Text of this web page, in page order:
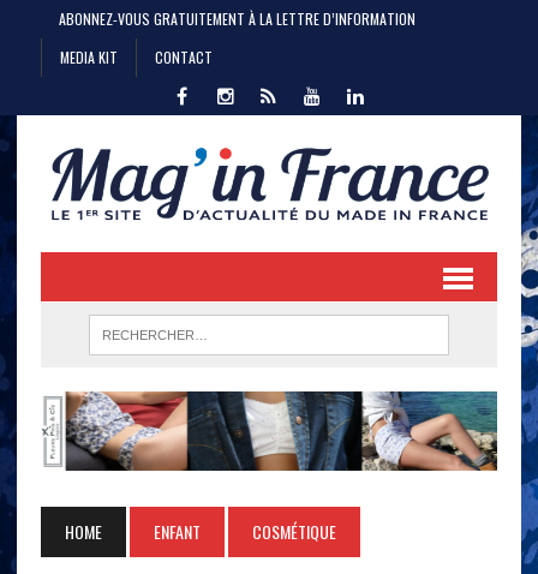
ABONNEZ-VOUS GRATUITEMENT À LA LETTRE D’INFORMATION
MEDIA KIT
CONTACT
HOME ENFANT COSMÉTIQUE